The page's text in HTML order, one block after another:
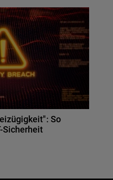
So
Sicherheit